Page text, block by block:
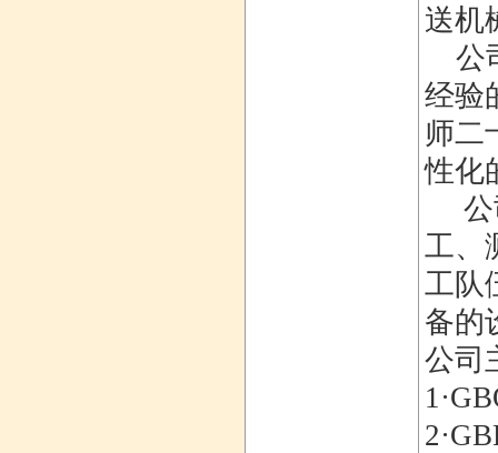
送机
公
经验
师二
性化
公
工、
工队
备的
公司